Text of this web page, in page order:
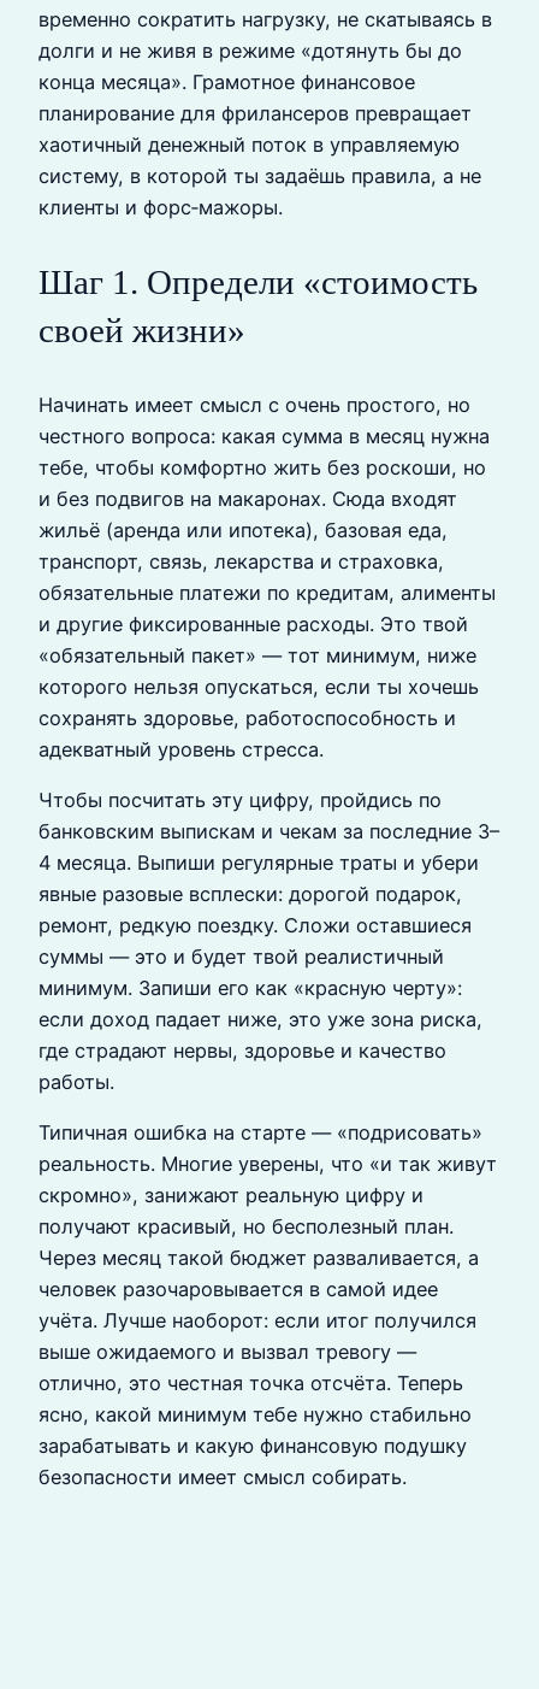
временно сократить нагрузку, не скатываясь в
долги и не живя в режиме «дотянуть бы до
конца месяца». Грамотное финансовое
планирование для фрилансеров превращает
хаотичный денежный поток в управляемую
систему, в которой ты задаёшь правила, а не
клиенты и форс‑мажоры.
Шаг 1. Определи «стоимость
своей жизни»
Начинать имеет смысл с очень простого, но
честного вопроса: какая сумма в месяц нужна
тебе, чтобы комфортно жить без роскоши, но
и без подвигов на макаронах. Сюда входят
жильё (аренда или ипотека), базовая еда,
транспорт, связь, лекарства и страховка,
обязательные платежи по кредитам, алименты
и другие фиксированные расходы. Это твой
«обязательный пакет» — тот минимум, ниже
которого нельзя опускаться, если ты хочешь
сохранять здоровье, работоспособность и
адекватный уровень стресса.
Чтобы посчитать эту цифру, пройдись по
банковским выпискам и чекам за последние 3–
4 месяца. Выпиши регулярные траты и убери
явные разовые всплески: дорогой подарок,
ремонт, редкую поездку. Сложи оставшиеся
суммы — это и будет твой реалистичный
минимум. Запиши его как «красную черту»:
если доход падает ниже, это уже зона риска,
где страдают нервы, здоровье и качество
работы.
Типичная ошибка на старте — «подрисовать»
реальность. Многие уверены, что «и так живут
скромно», занижают реальную цифру и
получают красивый, но бесполезный план.
Через месяц такой бюджет разваливается, а
человек разочаровывается в самой идее
учёта. Лучше наоборот: если итог получился
выше ожидаемого и вызвал тревогу —
отлично, это честная точка отсчёта. Теперь
ясно, какой минимум тебе нужно стабильно
зарабатывать и какую финансовую подушку
безопасности имеет смысл собирать.